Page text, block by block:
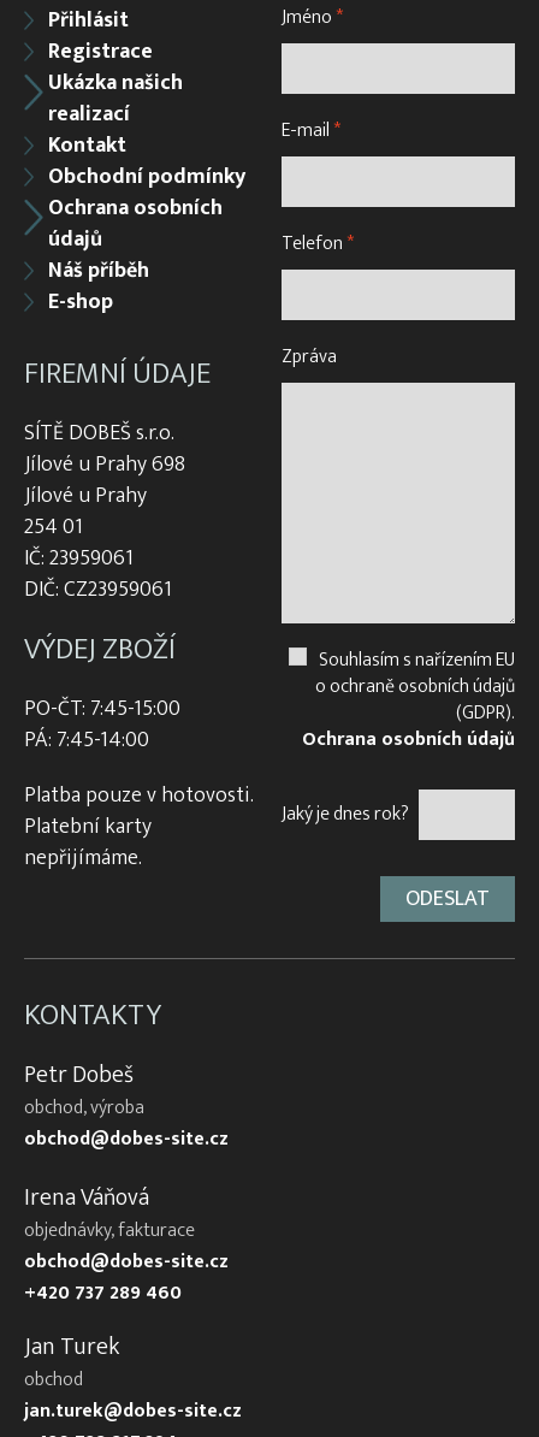
Přihlásit
Registrace
Ukázka našich
realizací
Kontakt
Obchodní podmínky
Ochrana osobních
údajů
Náš příběh
E-shop
FIREMNÍ ÚDAJE
SÍTĚ DOBEŠ s.r.o.
Jílové u Prahy 698
Jílové u Prahy
254 01
IČ: 23959061
DIČ: CZ23959061
VÝDEJ ZBOŽÍ
PO-ČT: 7:45-15:00
PÁ: 7:45-14:00
Platba pouze v hotovosti.
Platební karty
nepřijímáme.
Jméno*
E-mail*
Telefon*
Zpráva
Souhlasím s nařízením EU
o ochraně osobních údajů
(GDPR).
Ochrana osobních údajů
Jaký je dnes rok?
KONTAKTY
Petr Dobeš
obchod, výroba
obchod@dobes-site.cz
Irena Váňová
objednávky, fakturace
obchod@dobes-site.cz
+420 737 289 460
Jan Turek
obchod
jan.turek@dobes-site.cz